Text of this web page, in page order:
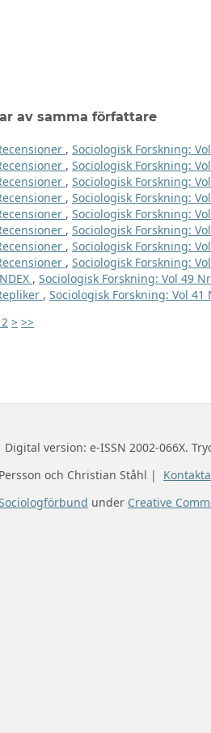
av samma författare
, Sociologisk Forskning:
, Sociologisk Forskning:
, Sociologisk Forskning:
, Sociologisk Forskning:
, Sociologisk Forskning:
, Sociologisk Forskning:
, Sociologisk Forskning:
, Sociologisk Forskning:
, Sociologisk Forskning: Vol 49
, Sociologisk Forskning: Vol 41
> >>
Digital version: e-ISSN 2002-066X.
och Christian Ståhl |
under Creative